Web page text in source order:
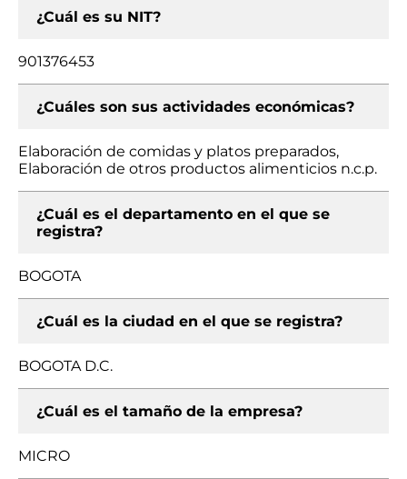
¿Cuál es su NIT?
901376453
¿Cuáles son sus actividades económicas?
Elaboración de comidas y platos preparados,
Elaboración de otros productos alimenticios n.c.p.
¿Cuál es el departamento en el que se
registra?
BOGOTA
¿Cuál es la ciudad en el que se registra?
BOGOTA D.C.
¿Cuál es el tamaño de la empresa?
MICRO